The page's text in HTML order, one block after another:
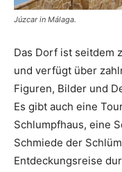
Júzcar in Málaga.
Das Dorf ist seitdem
und verfügt über
Figuren, Bilder und
Es gibt auch eine
Schlumpfhaus, eine
Schmiede der
Entdeckungsreise